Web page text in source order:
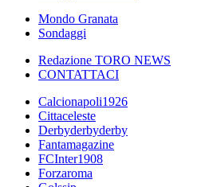
Mondo Granata
Sondaggi
Redazione TORO NEWS
CONTATTACI
Calcionapoli1926
Cittaceleste
Derbyderbyderby
Fantamagazine
FCInter1908
Forzaroma